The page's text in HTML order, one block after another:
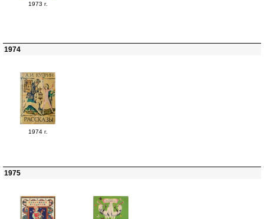
1973 г.
1974
1974 г.
1975